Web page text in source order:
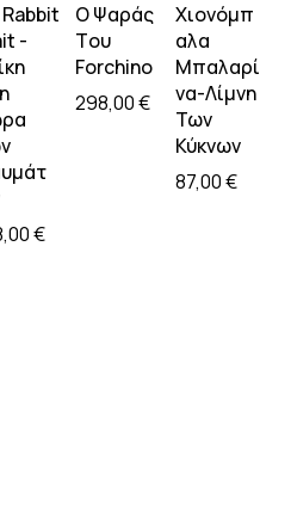
-
€
Ο Ψαράς
Tου
Forchino
298,00€
Χιονόμπ
αλα
Μπαλαρί
να-Λίμνη
Των
Κύκνων
87,00€